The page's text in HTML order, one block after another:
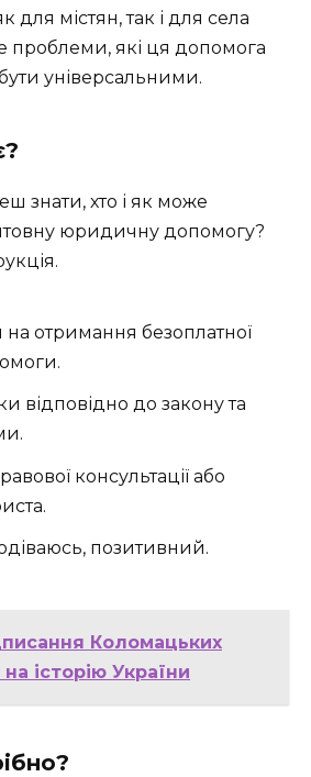
для містян, так і для села
проблеми, які ця допомога
універсальними.
знати, хто і як може
юридичну допомогу?
на отримання безоплатної
відповідно до закону та
консультації або
позитивний.
Коломацьких
історію України